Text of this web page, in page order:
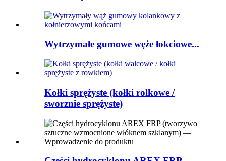
Wytrzymałe gumowe węże łokciowe...
Kołki sprężyste (kołki rolkowe /
sworznie sprężyste)